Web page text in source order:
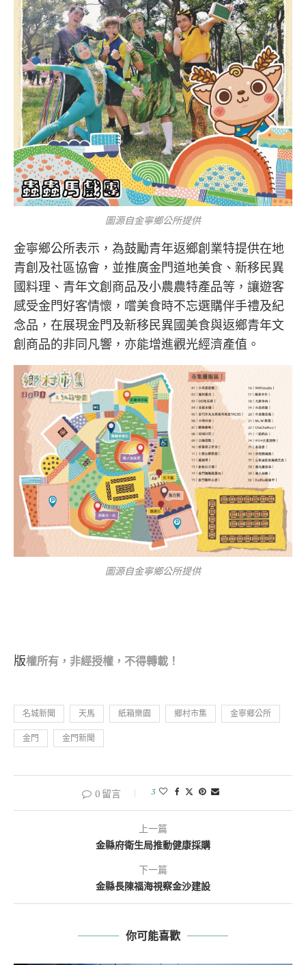
圖源自金寧鄉公所提供
金寧鄉公所表示，為鼓勵青年返鄉創業特提供在地
青創及社區協會，並推廣金門道地美食、新移民異
國料理、青年文創商品及小農農特產品等，讓遊客
感受金門好客情懷，嚐美食時不忘選購伴手禮及紀
念品，在展現金門及新移民異國美食與返鄉青年文
創商品的非同凡響，亦能增進觀光經濟產值。
圖源自金寧鄉公所提供
版權所有，非經授權，不得轉載！
名城新聞 天馬 紙箱樂園 鄉村市集 金寧鄉公所
金門 金門新聞
0 留言 3
上一篇
金縣府衛生局推動健康採購
下一篇
金縣長陳福海視察金沙建設
你可能喜歡